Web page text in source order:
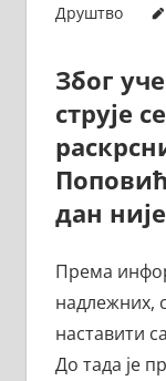
Друштво
Због
струје
дан
Према
надлежних,
наставити
До тада је